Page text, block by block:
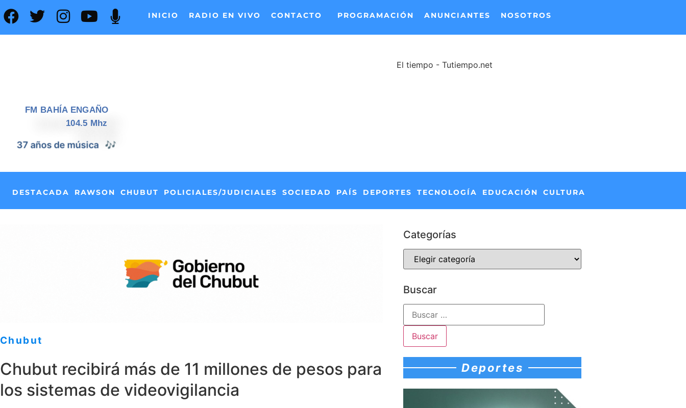
INICIO RADIO EN VIVO CONTACTO PROGRAMACIÓN ANUNCIANTES NOSOTROS
FM BAHÍA ENGAÑO
104.5 Mhz
37 años de noticias 📰
El tiempo - Tutiempo.net
DESTACADA RAWSON CHUBUT POLICIALES/JUDICIALES SOCIEDAD PAÍS DEPORTES TECNOLOGÍA EDUCACIÓN CULTURA
Chubut
Chubut recibirá más de 11 millones de pesos para
los sistemas de videovigilancia
Categorías
Buscar
Deportes